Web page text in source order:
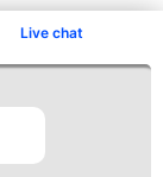
Live chat